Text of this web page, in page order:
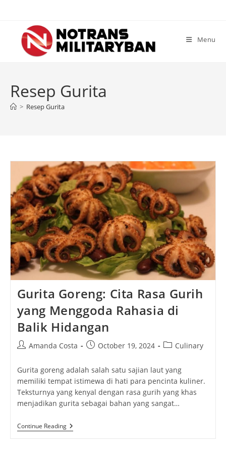
content
Menu
Resep Gurita
> Resep Gurita
Gurita Goreng: Cita Rasa Gurih
yang Menggoda Rahasia di
Balik Hidangan
PostAmanda Costa
PostOctober 19, 2024
PostCulinary
Gurita goreng adalah salah satu sajian laut yang
memiliki tempat istimewa di hati para pencinta kuliner.
Teksturnya yang kenyal dengan rasa gurih yang khas
menjadikan gurita sebagai bahan yang sangat…
Continue ReadingGurita
Goreng: